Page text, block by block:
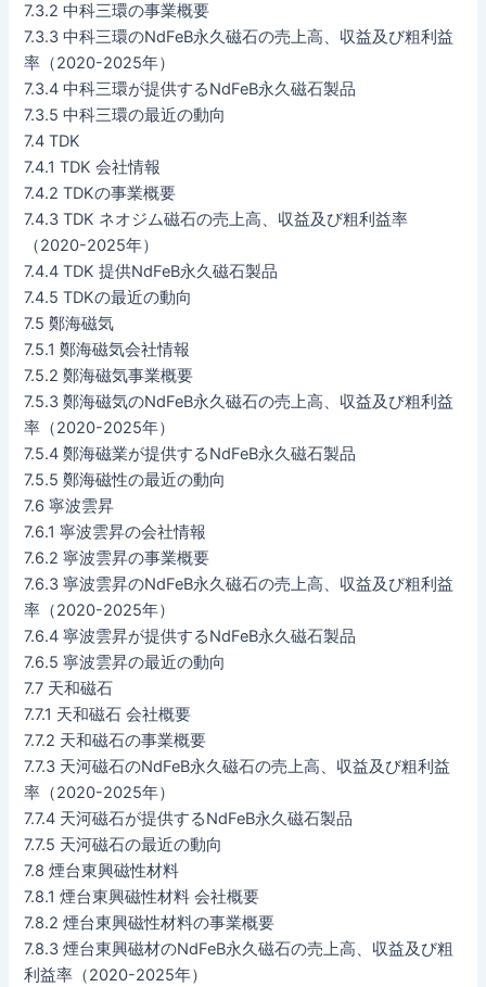
7.3.2 中科三環の事業概要
7.3.3 中科三環のNdFeB永久磁石の売上高、収益及び粗利益
率（2020-2025年）
7.3.4 中科三環が提供するNdFeB永久磁石製品
7.3.5 中科三環の最近の動向
7.4 TDK
7.4.1 TDK 会社情報
7.4.2 TDKの事業概要
7.4.3 TDK ネオジム磁石の売上高、収益及び粗利益率
（2020-2025年）
7.4.4 TDK 提供NdFeB永久磁石製品
7.4.5 TDKの最近の動向
7.5 鄭海磁気
7.5.1 鄭海磁気会社情報
7.5.2 鄭海磁気事業概要
7.5.3 鄭海磁気のNdFeB永久磁石の売上高、収益及び粗利益
率（2020-2025年）
7.5.4 鄭海磁業が提供するNdFeB永久磁石製品
7.5.5 鄭海磁性の最近の動向
7.6 寧波雲昇
7.6.1 寧波雲昇の会社情報
7.6.2 寧波雲昇の事業概要
7.6.3 寧波雲昇のNdFeB永久磁石の売上高、収益及び粗利益
率（2020-2025年）
7.6.4 寧波雲昇が提供するNdFeB永久磁石製品
7.6.5 寧波雲昇の最近の動向
7.7 天和磁石
7.7.1 天和磁石 会社概要
7.7.2 天和磁石の事業概要
7.7.3 天河磁石のNdFeB永久磁石の売上高、収益及び粗利益
率（2020-2025年）
7.7.4 天河磁石が提供するNdFeB永久磁石製品
7.7.5 天河磁石の最近の動向
7.8 煙台東興磁性材料
7.8.1 煙台東興磁性材料 会社概要
7.8.2 煙台東興磁性材料の事業概要
7.8.3 煙台東興磁材のNdFeB永久磁石の売上高、収益及び粗
利益率（2020-2025年）